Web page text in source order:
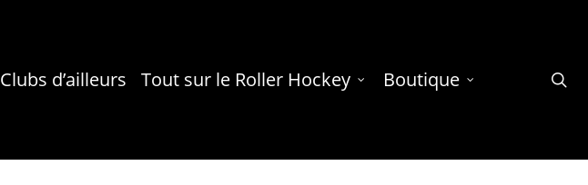
Clubs d’ailleurs Tout sur le Roller Hockey Boutique